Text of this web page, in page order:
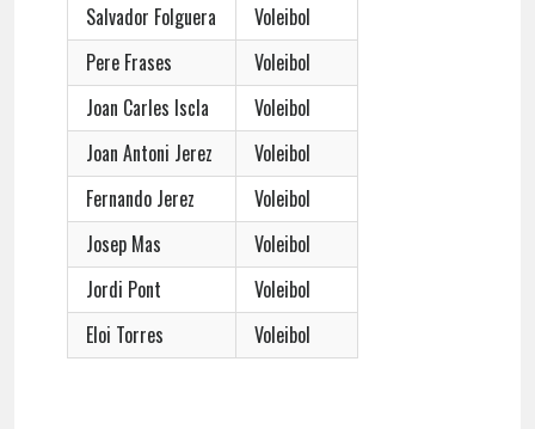
Salvador Folguera
Voleibol
Pere Frases
Voleibol
Joan Carles Iscla
Voleibol
Joan Antoni Jerez
Voleibol
Fernando Jerez
Voleibol
Josep Mas
Voleibol
Jordi Pont
Voleibol
Eloi Torres
Voleibol